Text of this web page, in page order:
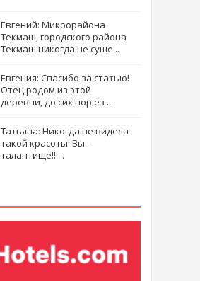
Евгений: Микрорайона
Текмаш, городского района
Текмаш никогда не суще ..
Евгения: Спасибо за статью!
Отец родом из этой
деревни, до сих пор ез ..
Татьяна: Никогда не видела
такой красоты! Вы -
талантище!!! ..